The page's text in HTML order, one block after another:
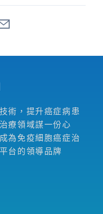
術，提升癌症病患
療領域謀一份心
為免疫細胞癌症治
台的領導品牌